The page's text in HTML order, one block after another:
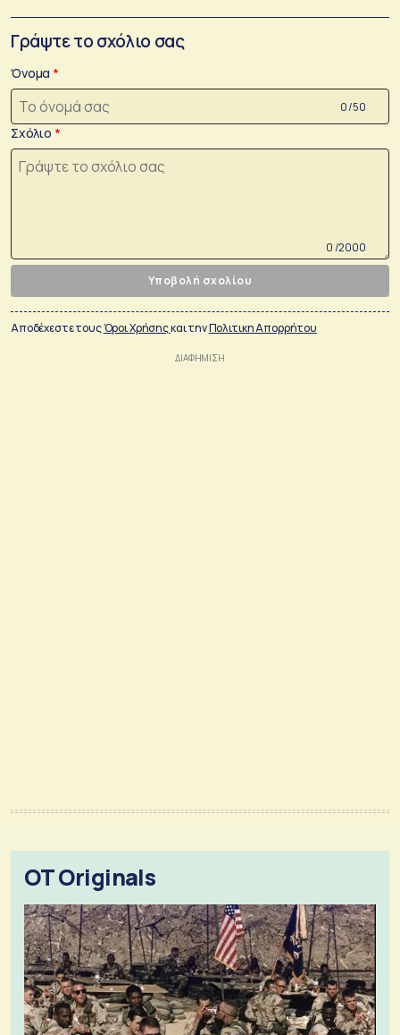
Γράψτε το σχόλιο σας
Όνομα
0 /50
Σχόλιο
0 /2000
Υποβολή σχολίου
Αποδέχεστε τουςΌροι Χρήσηςκαι τηνΠολιτικη Απορρήτου
OT Originals